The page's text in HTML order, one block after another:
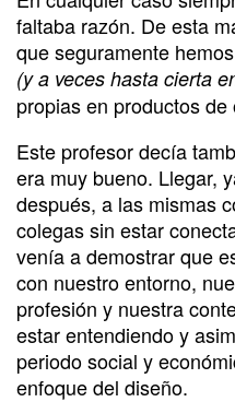
faltaba razón. De esta
que seguramente
(y a veces hasta cierta
propias en productos
Este profesor decía
era muy bueno. Llegar,
después, a las mismas
colegas sin estar
venía a demostrar que
con nuestro entorno,
profesión y nuestra
estar entendiendo y
periodo social y
enfoque del diseño.